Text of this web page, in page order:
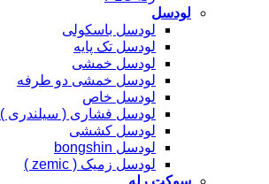
لودسل
لودسل باسکولی
لودسل تک پایه
لودسل خمشی
لودسل خمشی دو طرفه
لودسل خاص
لودسل فشاری ( سیلندری )
لودسل کششی
لودسل bongshin
لودسل زمیک ( zemic )
سوکت رله